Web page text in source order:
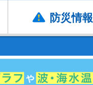
防災情報